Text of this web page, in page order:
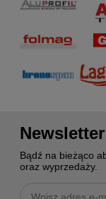
Newsletter
Bądź na bieżąco
oraz wyprzedaży.